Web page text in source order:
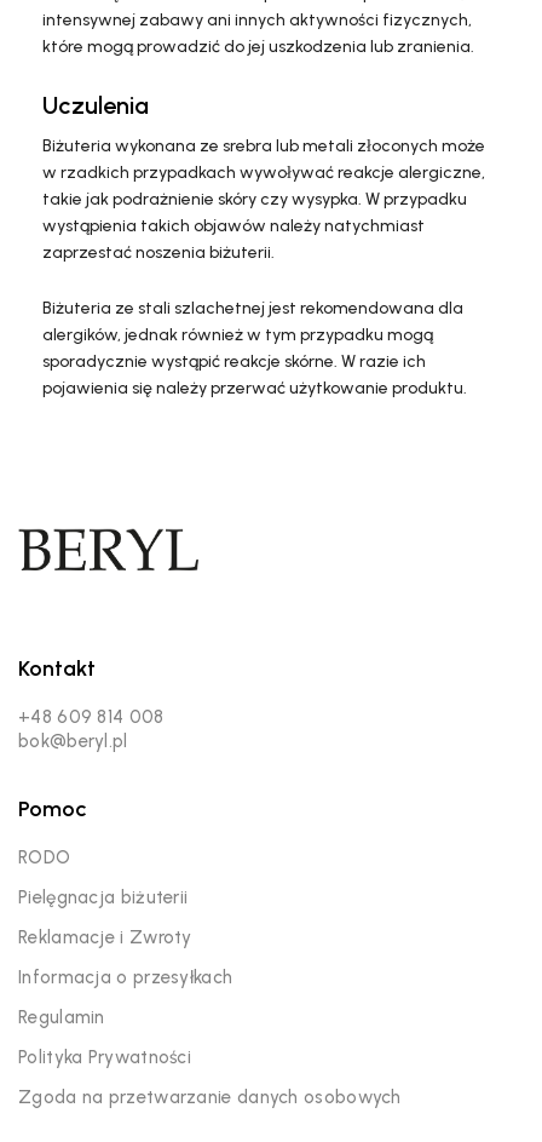
intensywnej zabawy ani innych aktywności fizycznych,
które mogą prowadzić do jej uszkodzenia lub zranienia.
Uczulenia
Biżuteria wykonana ze srebra lub metali złoconych może
w rzadkich przypadkach wywoływać reakcje alergiczne,
takie jak podrażnienie skóry czy wysypka. W przypadku
wystąpienia takich objawów należy natychmiast
zaprzestać noszenia biżuterii.
Biżuteria ze stali szlachetnej jest rekomendowana dla
alergików, jednak również w tym przypadku mogą
sporadycznie wystąpić reakcje skórne. W razie ich
pojawienia się należy przerwać użytkowanie produktu.
Kontakt
+48 609 814 008
bok@beryl.pl
Pomoc
RODO
Pielęgnacja biżuterii
Reklamacje i Zwroty
Informacja o przesyłkach
Regulamin
Polityka Prywatności
Zgoda na przetwarzanie danych osobowych